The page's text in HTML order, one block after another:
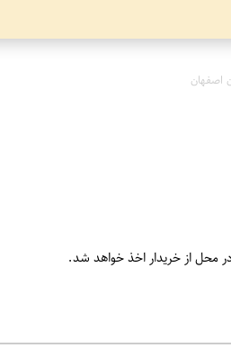
اصفهان
محل از خریدار اخذ خواهد شد.